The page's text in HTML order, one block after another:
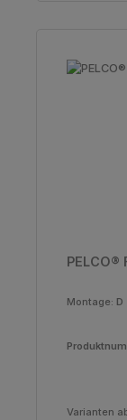
PELCO®
Montage: D
Varianten